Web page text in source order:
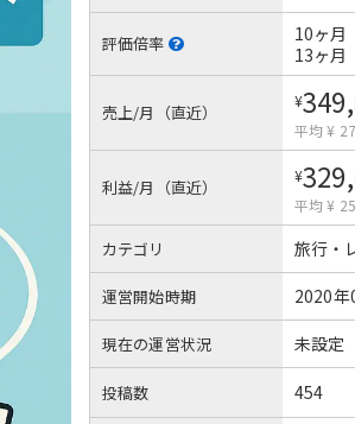
評価倍率 10ヶ月
13ヶ月
売上/月（直近）
¥
平均 ¥
利益/月（直近）
¥
平均 ¥
カテゴリ 旅行・
運営開始時期 2020年
現在の運営状況 未設定
投稿数 454